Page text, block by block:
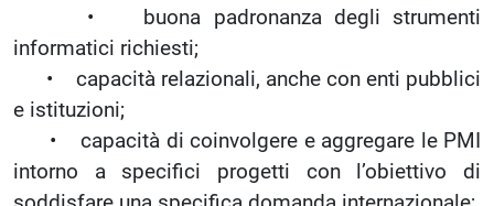
• buona padronanza degli strumenti
informatici richiesti;
• capacità relazionali, anche con enti pubblici
e istituzioni;
• capacità di coinvolgere e aggregare le PMI
intorno a specifici progetti con l’obiettivo di